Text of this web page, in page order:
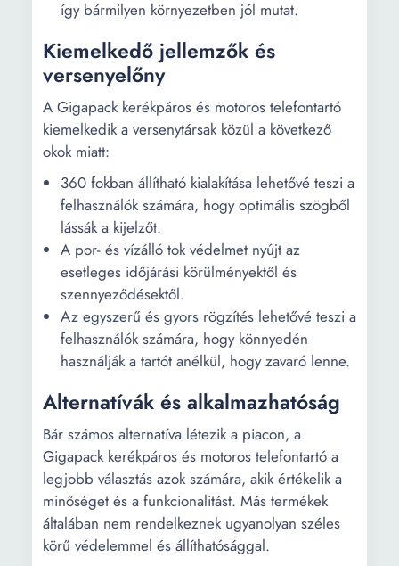
így bármilyen környezetben jól mutat.
Kiemelkedő jellemzők és
versenyelőny
A Gigapack kerékpáros és motoros telefontartó
kiemelkedik a versenytársak közül a következő
okok miatt:
360 fokban állítható kialakítása lehetővé teszi a
felhasználók számára, hogy optimális szögből
lássák a kijelzőt.
A por- és vízálló tok védelmet nyújt az
esetleges időjárási körülményektől és
szennyeződésektől.
Az egyszerű és gyors rögzítés lehetővé teszi a
felhasználók számára, hogy könnyedén
használják a tartót anélkül, hogy zavaró lenne.
Alternatívák és alkalmazhatóság
Bár számos alternatíva létezik a piacon, a
Gigapack kerékpáros és motoros telefontartó a
legjobb választás azok számára, akik értékelik a
minőséget és a funkcionalitást. Más termékek
általában nem rendelkeznek ugyanolyan széles
körű védelemmel és állíthatósággal.